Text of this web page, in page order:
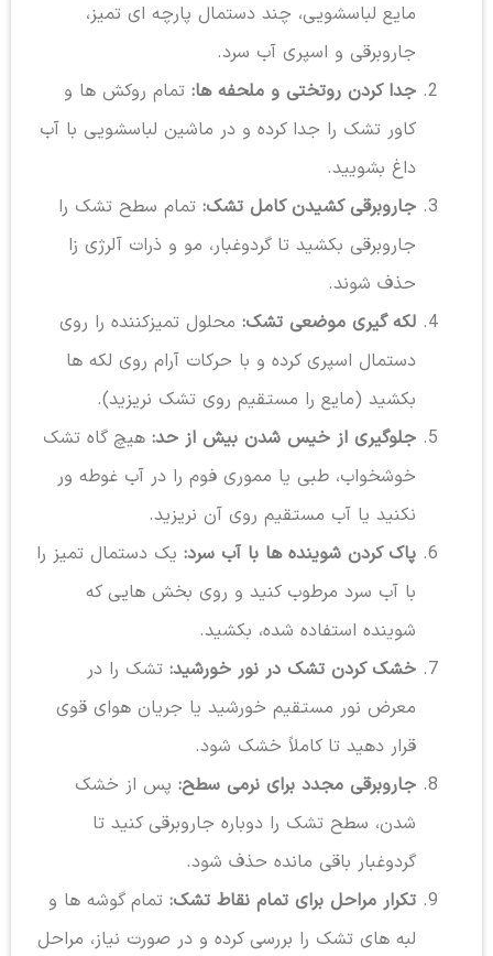
مایع لباسشویی، چند دستمال پارچه ای تمیز،
جاروبرقی و اسپری آب سرد.
جدا کردن روتختی و ملحفه ها:تمام روکش ها و
کاور تشک را جدا کرده و در ماشین لباسشویی با آب
داغ بشویید.
جاروبرقی کشیدن کامل تشک:تمام سطح تشک را
جاروبرقی بکشید تا گردوغبار، مو و ذرات آلرژی زا
حذف شوند.
لکه گیری موضعی تشک:محلول تمیزکننده را روی
دستمال اسپری کرده و با حرکات آرام روی لکه ها
بکشید (مایع را مستقیم روی تشک نریزید).
جلوگیری از خیس شدن بیش از حد:هیچ گاه تشک
خوشخواب، طبی یا مموری فوم را در آب غوطه ور
نکنید یا آب مستقیم روی آن نریزید.
پاک کردن شوینده ها با آب سرد:یک دستمال تمیز را
با آب سرد مرطوب کنید و روی بخش هایی که
شوینده استفاده شده، بکشید.
خشک کردن تشک در نور خورشید:تشک را در
معرض نور مستقیم خورشید یا جریان هوای قوی
قرار دهید تا کاملاً خشک شود.
جاروبرقی مجدد برای نرمی سطح:پس از خشک
شدن، سطح تشک را دوباره جاروبرقی کنید تا
گردوغبار باقی مانده حذف شود.
تکرار مراحل برای تمام نقاط تشک:تمام گوشه ها و
لبه های تشک را بررسی کرده و در صورت نیاز، مراحل